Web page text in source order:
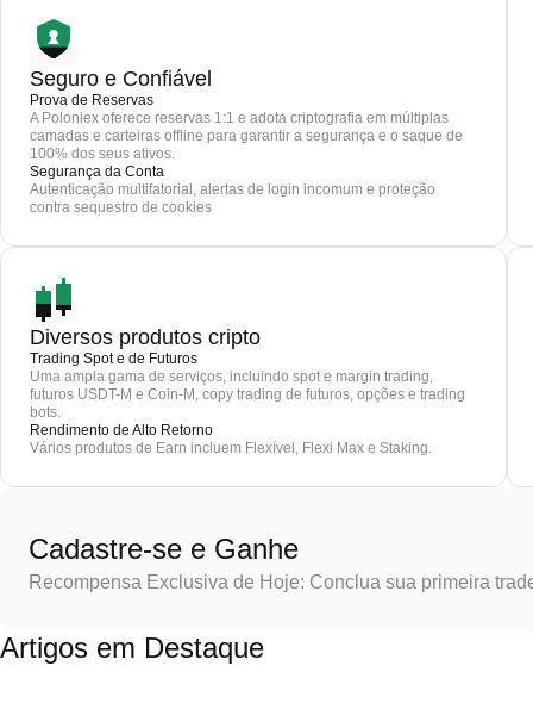
Seguro e Confiável
Prova de Reservas
A Poloniex oferece reservas 1:1 e adota criptografia em múltiplas
camadas e carteiras offline para garantir a segurança e o saque de
100% dos seus ativos.
Segurança da Conta
Autenticação multifatorial, alertas de login incomum e proteção
contra sequestro de cookies
Diversos produtos cripto
Trading Spot e de Futuros
Uma ampla gama de serviços, incluindo spot e margin trading,
futuros USDT-M e Coin-M, copy trading de futuros, opções e trading
bots.
Rendimento de Alto Retorno
Vários produtos de Earn incluem Flexível, Flexi Max e Staking.
Cadastre-se e Ganhe
Recompensa Exclusiva de Hoje: Conclua sua primeira
Artigos em Destaque